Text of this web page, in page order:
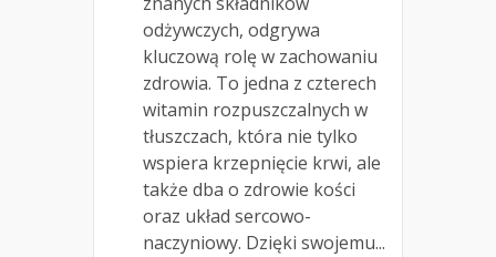
odżywczych, odgrywa
kluczową rolę w zachowaniu
zdrowia. To jedna z czterech
witamin rozpuszczalnych w
tłuszczach, która nie tylko
wspiera krzepnięcie krwi, ale
także dba o zdrowie kości
oraz układ sercowo-
naczyniowy. Dzięki swojemu...